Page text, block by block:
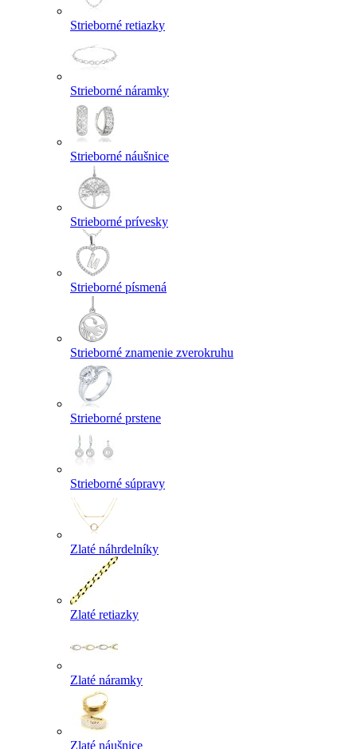
Strieborné retiazky
Strieborné náramky
Strieborné náušnice
Strieborné prívesky
Strieborné písmená
Strieborné znamenie zverokruhu
Strieborné prstene
Strieborné súpravy
Zlaté náhrdelníky
Zlaté retiazky
Zlaté náramky
Zlaté náušnice